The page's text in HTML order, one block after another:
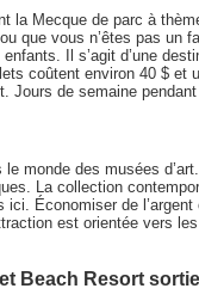
la Mecque de parc à
que vous n’êtes pas un
Il s’agit d’une
coûtent environ 40 $ et
Jours de semaine
monde des musées
La collection
Économiser de
est orientée vers
Beach Resort